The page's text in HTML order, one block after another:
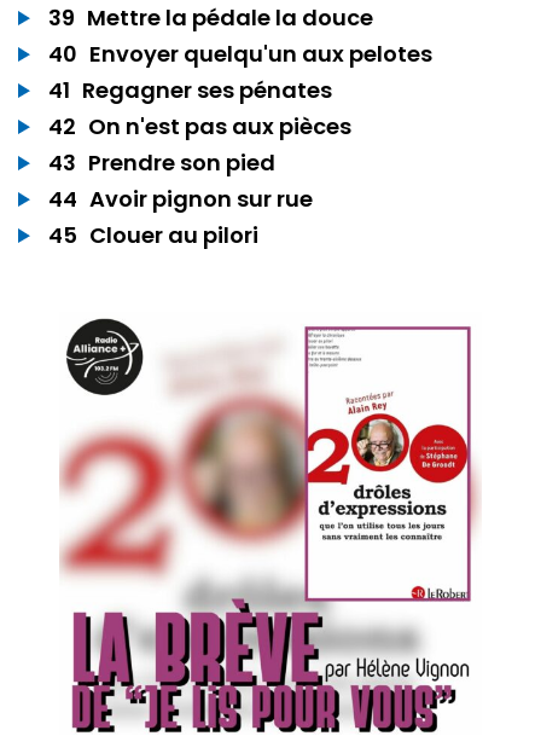
39 Mettre la pédale la douce
40 Envoyer quelqu'un aux pelotes
41 Regagner ses pénates
42 On n'est pas aux pièces
43 Prendre son pied
44 Avoir pignon sur rue
45 Clouer au pilori